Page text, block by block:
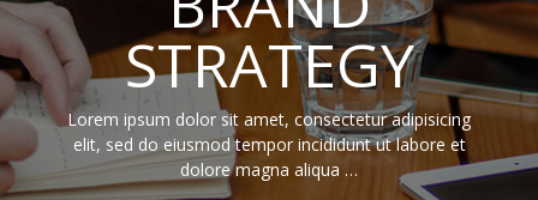
STRATEGY
Lorem ipsum dolor sit amet, consectetur adipisicing
elit, sed do eiusmod tempor incididunt ut labore et
dolore magna aliqua …